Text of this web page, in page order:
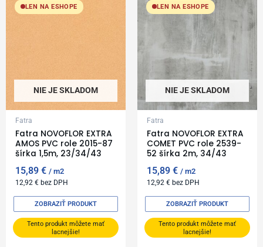
LEN NA ESHOPE
NIE JE SKLADOM
Fatra
Fatra NOVOFLOR EXTRA
AMOS PVC role 2015-87
šírka 1,5m, 23/34/43
15,89€ m2
12,92€ bez DPH
Tento produkt môžete mať
lacnejšie!
ZOBRAZIŤ PRODUKT
LEN NA ESHOPE
NIE JE SKLADOM
Fatra
Fatra NOVOFLOR EXTRA
COMET PVC role 2539-
52 šírka 2m, 34/43
15,89€ m2
12,92€ bez DPH
Tento produkt môžete mať
lacnejšie!
ZOBRAZIŤ PRODUKT